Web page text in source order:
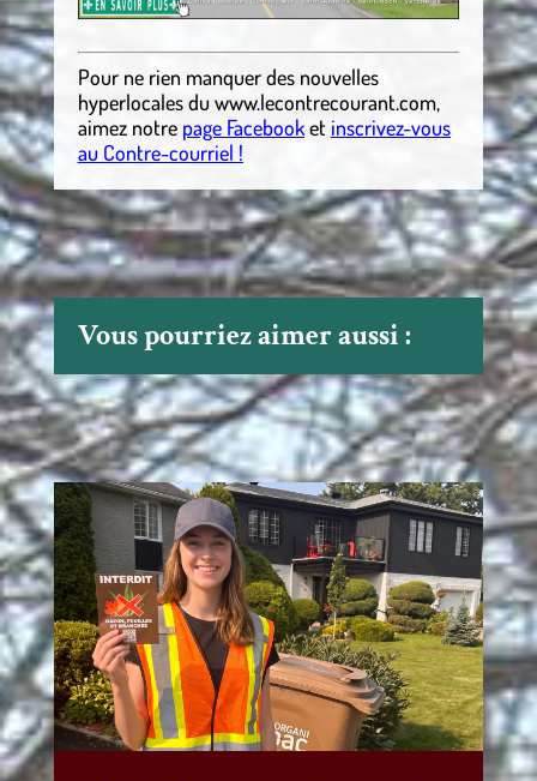
Pour ne rien manquer des nouvelles
hyperlocalesduwww.lecontrecourant.com,
aimez notre page Facebooket inscrivez-vous
au Contre-courriel !
Vous pourriez aimer aussi :